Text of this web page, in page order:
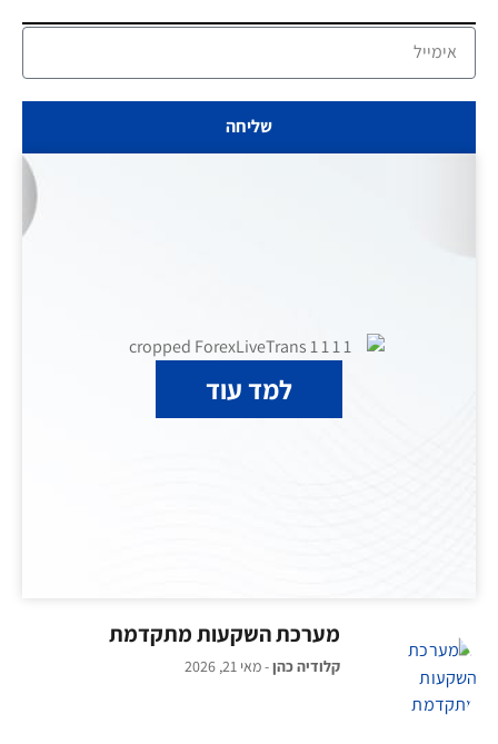
שליחה
למד עוד
מערכת השקעות מתקדמת
קלודיה כהן מאי 21, 2026